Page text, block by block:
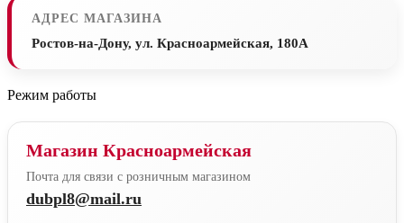
АДРЕС МАГАЗИНА
Ростов-на-Дону, ул. Красноармейская, 180А
Режим работы
Магазин Красноармейская
Почта для связи с розничным магазином
dubpl8@mail.ru